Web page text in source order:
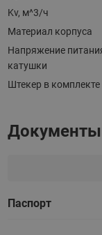
Kv, м^3/ч
Материал корпуса
Напряжение
катушки
Штекер в комплекте
Документы
Паспорт